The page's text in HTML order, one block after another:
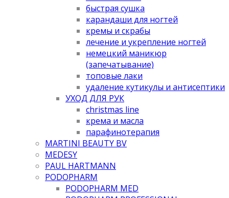
быстрая сушка
карандаши для ногтей
кремы и скрабы
лечение и укрепление ногтей
немецкий маникюр
(запечатывание)
топовые лаки
удаление кутикулы и антисептики
УХОД ДЛЯ РУК
christmas line
крема и масла
парафинотерапия
MARTINI BEAUTY BV
MEDESY
PAUL HARTMANN
PODOPHARM
PODOPHARM MED